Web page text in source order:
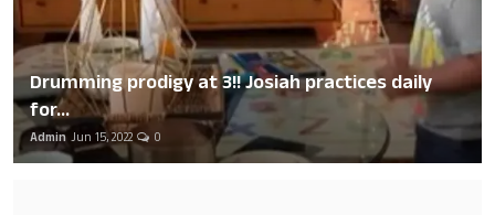
Drumming prodigy at 3!! Josiah practices daily
for...
Admin Jun 15, 2022 0